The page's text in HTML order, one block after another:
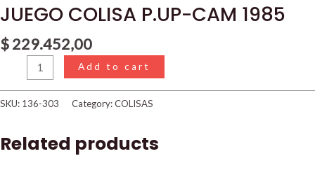
JUEGO COLISA P.UP-CAM 1985
$229.452,00
Add to cart
SKU: 136-303 Category:COLISAS
Related products